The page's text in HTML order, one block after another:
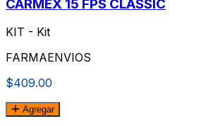
CARMEX 15 FPS CLASSIC
KIT - Kit
FARMAENVIOS
$409.00
Agregar